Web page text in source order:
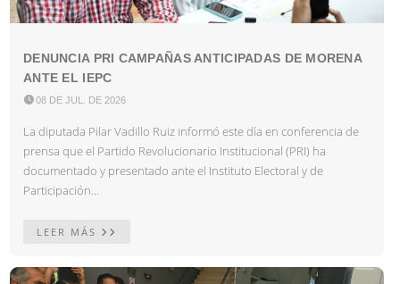
DENUNCIA PRI CAMPAÑAS ANTICIPADAS DE MORENA
ANTE EL IEPC
08 DE JUL. DE 2026
La diputada Pilar Vadillo Ruiz informó este día en conferencia de
prensa que el Partido Revolucionario Institucional (PRI) ha
documentado y presentado ante el Instituto Electoral y de
Participación...
LEER MÁS